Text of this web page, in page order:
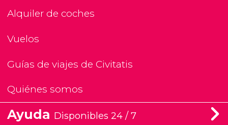
Alquiler de coches
Vuelos
Guías de viajes de Civitatis
Quiénes somos
Ayuda Disponibles 24 / 7